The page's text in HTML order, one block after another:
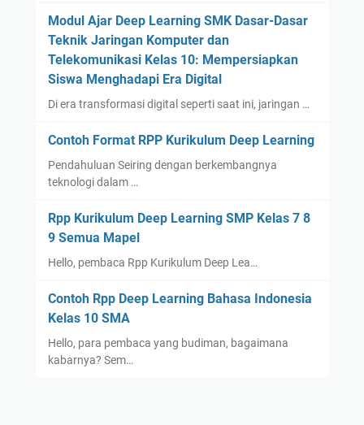
Modul Ajar Deep Learning SMK Dasar-Dasar
Teknik Jaringan Komputer dan
Telekomunikasi Kelas 10: Mempersiapkan
Siswa Menghadapi Era Digital
Di era transformasi digital seperti saat ini, jaringan …
Contoh Format RPP Kurikulum Deep Learning
Pendahuluan Seiring dengan berkembangnya
teknologi dalam …
Rpp Kurikulum Deep Learning SMP Kelas 7 8
9 Semua Mapel
Hello, pembaca Rpp Kurikulum Deep Lea…
Contoh Rpp Deep Learning Bahasa Indonesia
Kelas 10 SMA
Hello, para pembaca yang budiman, bagaimana
kabarnya? Sem…